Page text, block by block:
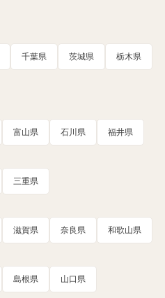
千葉県 茨城県 栃木県
富山県 石川県 福井県
三重県
滋賀県 奈良県 和歌山県
島根県 山口県